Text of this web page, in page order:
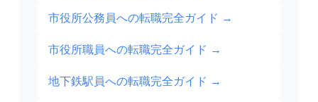
市役所公務員への転職完全ガイド →
市役所職員への転職完全ガイド →
地下鉄駅員への転職完全ガイド →